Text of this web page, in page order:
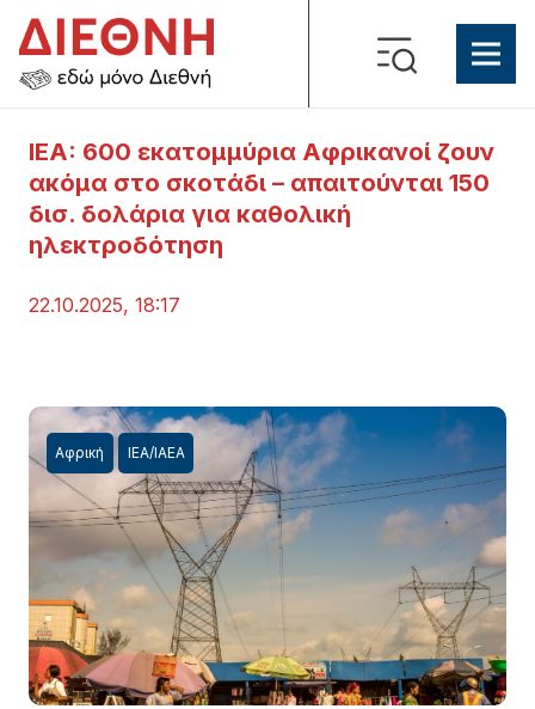
IEA: 600 εκατομμύρια Αφρικανοί ζουν
ακόμα στο σκοτάδι – απαιτούνται 150
δισ. δολάρια για καθολική
ηλεκτροδότηση
22.10.2025, 18:17
Αφρική ΙΕΑ/ΙΑΕΑ